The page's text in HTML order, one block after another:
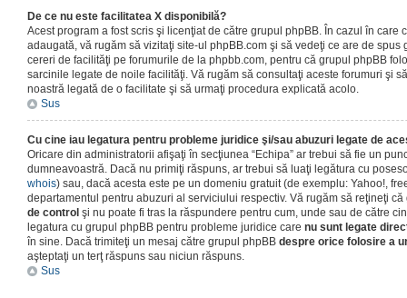
De ce nu este facilitatea X disponibilă?
Acest program a fost scris şi licenţiat de către grupul phpBB. În cazul în care
adaugată, vă rugăm să vizitaţi site-ul phpBB.com şi să vedeţi ce are de
cereri de facilităţi pe forumurile de la phpbb.com, pentru că grupul phpBB
sarcinile legate de noile facilităţi. Vă rugăm să consultaţi aceste forumuri şi
noastră legată de o facilitate şi să urmaţi procedura explicată acolo.
Sus
Cu cine iau legatura pentru probleme juridice şi/sau abuzuri legate de
Oricare din administratorii afişaţi în secţiunea “Echipa” ar trebui să fie un
dumneavoastră. Dacă nu primiţi răspuns, ar trebui să luaţi legătura cu
whois) sau, dacă acesta este pe un domeniu gratuit (de exemplu: Yahoo!,
departamentul pentru abuzuri al serviciului respectiv. Vă rugăm să reţineţi
de control şi nu poate fi tras la răspundere pentru cum, unde sau de către
legatura cu grupul phpBB pentru probleme juridice care nu sunt legate
în sine. Dacă trimiteţi un mesaj către grupul phpBB despre orice folosire a
aşteptaţi un terţ răspuns sau niciun răspuns.
Sus